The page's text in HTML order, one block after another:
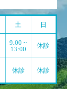
土
日
9:00 ~
13:00
休診
休診 休診